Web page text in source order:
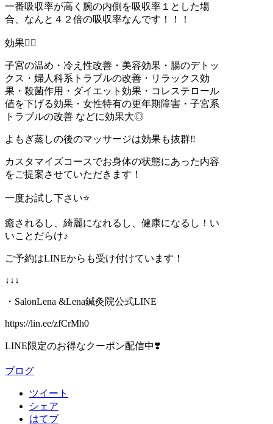
一番吸収率が高く腕の内側を吸収率１とした場
合、なんと４２倍の吸収率なんです！！！
効果💁‍♀️
子宮の温め・冷え性改善・美容効果・腸のデトッ
クス・婦人科系トラブルの改善・リラックス効
果・殺菌作用・ダイエット効果・コレステロール
値を下げる効果・女性特有の更年期障害・子宮系
トラブルの改善 などに効果大◎
よもぎ蒸しの後のマッサージは効果も抜群‼️
カスタマイズコースでお身体の状態にあった内容
をご提案させていただきます！
一度お試し下さい⭐️
癒されるし、綺麗になれるし、健康になるし！い
いことだらけ♪
ご予約はLINEからも受け付けています！
↓↓↓
・ SalonLena &Lena鍼灸院公式LINE
https://lin.ee/zfCrMh0
LINE限定のお得なクーポン配信中❣️
ブログ
ツイート
シェア
はてブ